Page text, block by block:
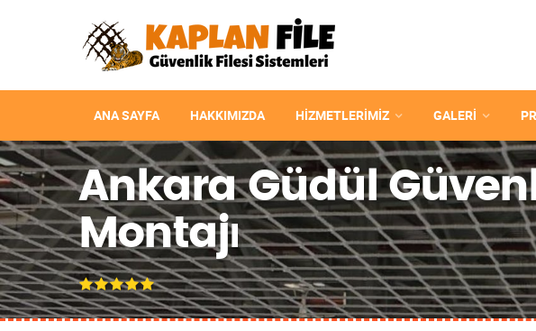
ANA SAYFA HAKKIMIZDA HIZMETLERIMIZ GALERİ
Ankara Güdül
Montajı